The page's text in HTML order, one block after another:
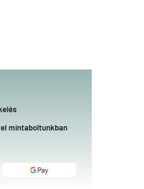
mintaboltunkban